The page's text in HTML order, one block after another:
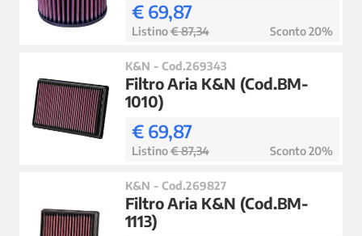
€ 69,87
Listino€ 87,34 Sconto 20%
K&N - Cod.269343
Filtro Aria K&N (Cod.BM-
1010)
€ 69,87
Listino€ 87,34 Sconto 20%
K&N - Cod.269827
Filtro Aria K&N (Cod.BM-
1113)